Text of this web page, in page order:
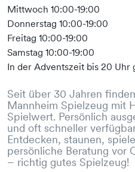
Mittwoch 10:00-19:00
Donnerstag 10:00-19:00
Freitag 10:00-19:00
Samstag 10:00-19:00
In der Adventszeit bis 20 Uhr
Seit über 30 Jahren
Mannheim Spielzeug mit
Spielwert. Persönlich
und oft schneller
Entdecken, staunen,
persönliche Beratung vor
– richtig gutes Spielzeug!